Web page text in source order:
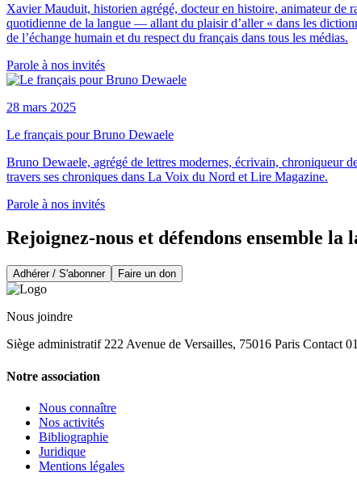
Xavier Mauduit, historien agrégé, docteur en histoire, animateur de
quotidienne de la langue — allant du plaisir d’aller « dans les
de l’échange humain et du respect du français dans tous les médias.
Parole à nos invités
28 mars 2025
Le français pour Bruno Dewaele
Bruno Dewaele, agrégé de lettres modernes, écrivain, chroniqueur
travers ses chroniques dans La Voix du Nord et Lire Magazine.
Parole à nos invités
Rejoignez-nous et défendons ensemble la
Adhérer / S'abonner Faire un don
Nous joindre
Siège administratif 222 Avenue de Versailles, 75016 Paris Contact
Notre association
Nous connaître
Nos activités
Bibliographie
Juridique
Mentions légales